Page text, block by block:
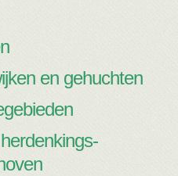
en gehuchten